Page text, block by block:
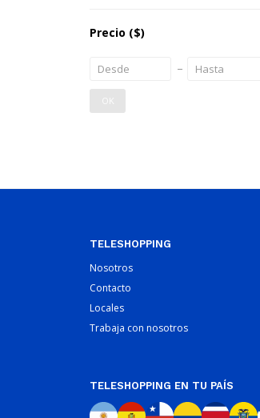
Precio ($)
OK
TELESHOPPING
Nosotros
Contacto
Locales
Trabaja con nosotros
TELESHOPPING EN TU PAÍS